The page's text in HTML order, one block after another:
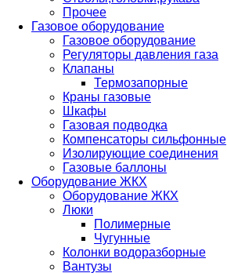
Прочее
Газовое оборудование
Газовое оборудование
Регуляторы давления газа
Клапаны
Термозапорные
Краны газовые
Шкафы
Газовая подводка
Компенсаторы сильфонные
Изолирующие соединения
Газовые баллоны
Оборудование ЖКХ
Оборудование ЖКХ
Люки
Полимерные
Чугунные
Колонки водоразборные
Вантузы